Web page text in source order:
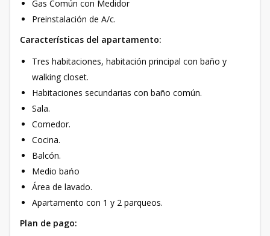
Gas Común con Medidor
Preinstalación de A/c.
Características del apartamento:
Tres habitaciones, habitación principal con baño y
walking closet.
Habitaciones secundarias con baño común.
Sala.
Comedor.
Cocina.
Balcón.
Medio bańo
Área de lavado.
Apartamento con 1 y 2 parqueos.
Plan de pago: